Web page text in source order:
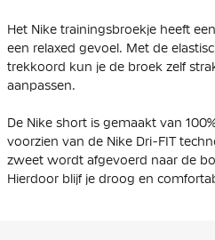
Het Nike trainingsbroekje heeft
een relaxed gevoel. Met de
trekkoord kun je de broek zelf
aanpassen.
De Nike short is gemaakt van
voorzien van de Nike Dri-FIT
zweet wordt afgevoerd naar de
Hierdoor blijf je droog en